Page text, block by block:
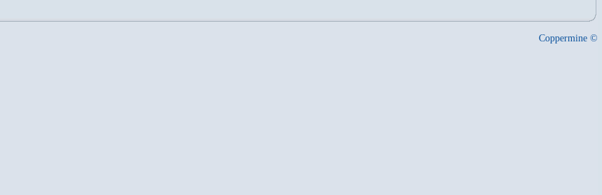
Coppermine ©